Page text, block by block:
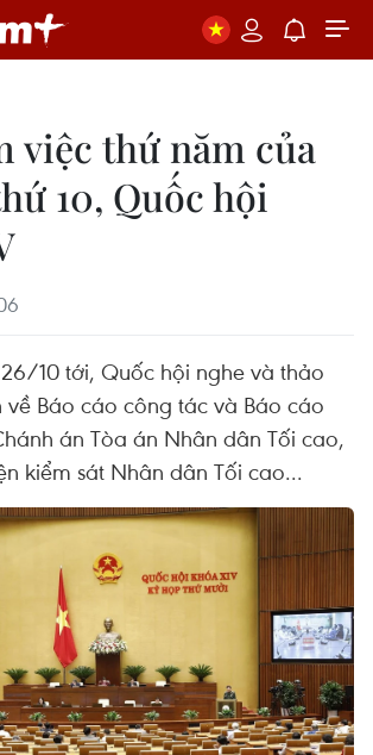
việc thứ năm của
10, Quốc hội
10 tới, Quốc hội nghe và thảo
về Báo cáo công tác và Báo cáo
án Tòa án Nhân dân Tối cao,
kiểm sát Nhân dân Tối cao...